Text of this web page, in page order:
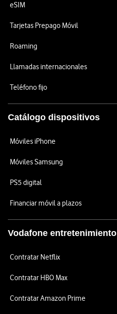
eSIM
Tarjetas Prepago Móvil
Roaming
Llamadas internacionales
Teléfono fijo
Catálogo dispositivos
Móviles iPhone
Móviles Samsung
PS5 digital
Financiar móvil a plazos
Vodafone entretenimiento
Contratar Netflix
Contratar HBO Max
Contratar Amazon Prime